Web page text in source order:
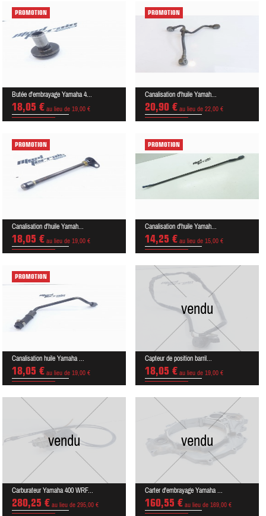
PROMOTION
Butée d'embrayage Yamaha 4...
18,05 €au lieu de 19,00 €
PROMOTION
Canalisation d'huile Yamah...
20,90 €au lieu de 22,00 €
PROMOTION
Canalisation d'huile Yamah...
18,05 €au lieu de 19,00 €
PROMOTION
Canalisation d'huile Yamah...
14,25 €au lieu de 15,00 €
PROMOTION
Canalisation huile Yamaha ...
18,05 €au lieu de 19,00 €
vendu
Capteur de position barril...
18,05 €au lieu de 19,00 €
vendu
Carburateur Yamaha 400 WRF...
280,25 €au lieu de 295,00 €
vendu
Carter d'embrayage Yamaha ...
160,55 €au lieu de 169,00 €